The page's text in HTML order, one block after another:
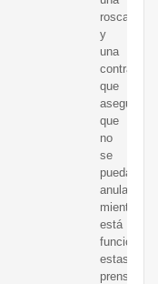
rosca
y
una
que
asegura
que
no
se
pueda
anular
mientras
está
estas
prensas